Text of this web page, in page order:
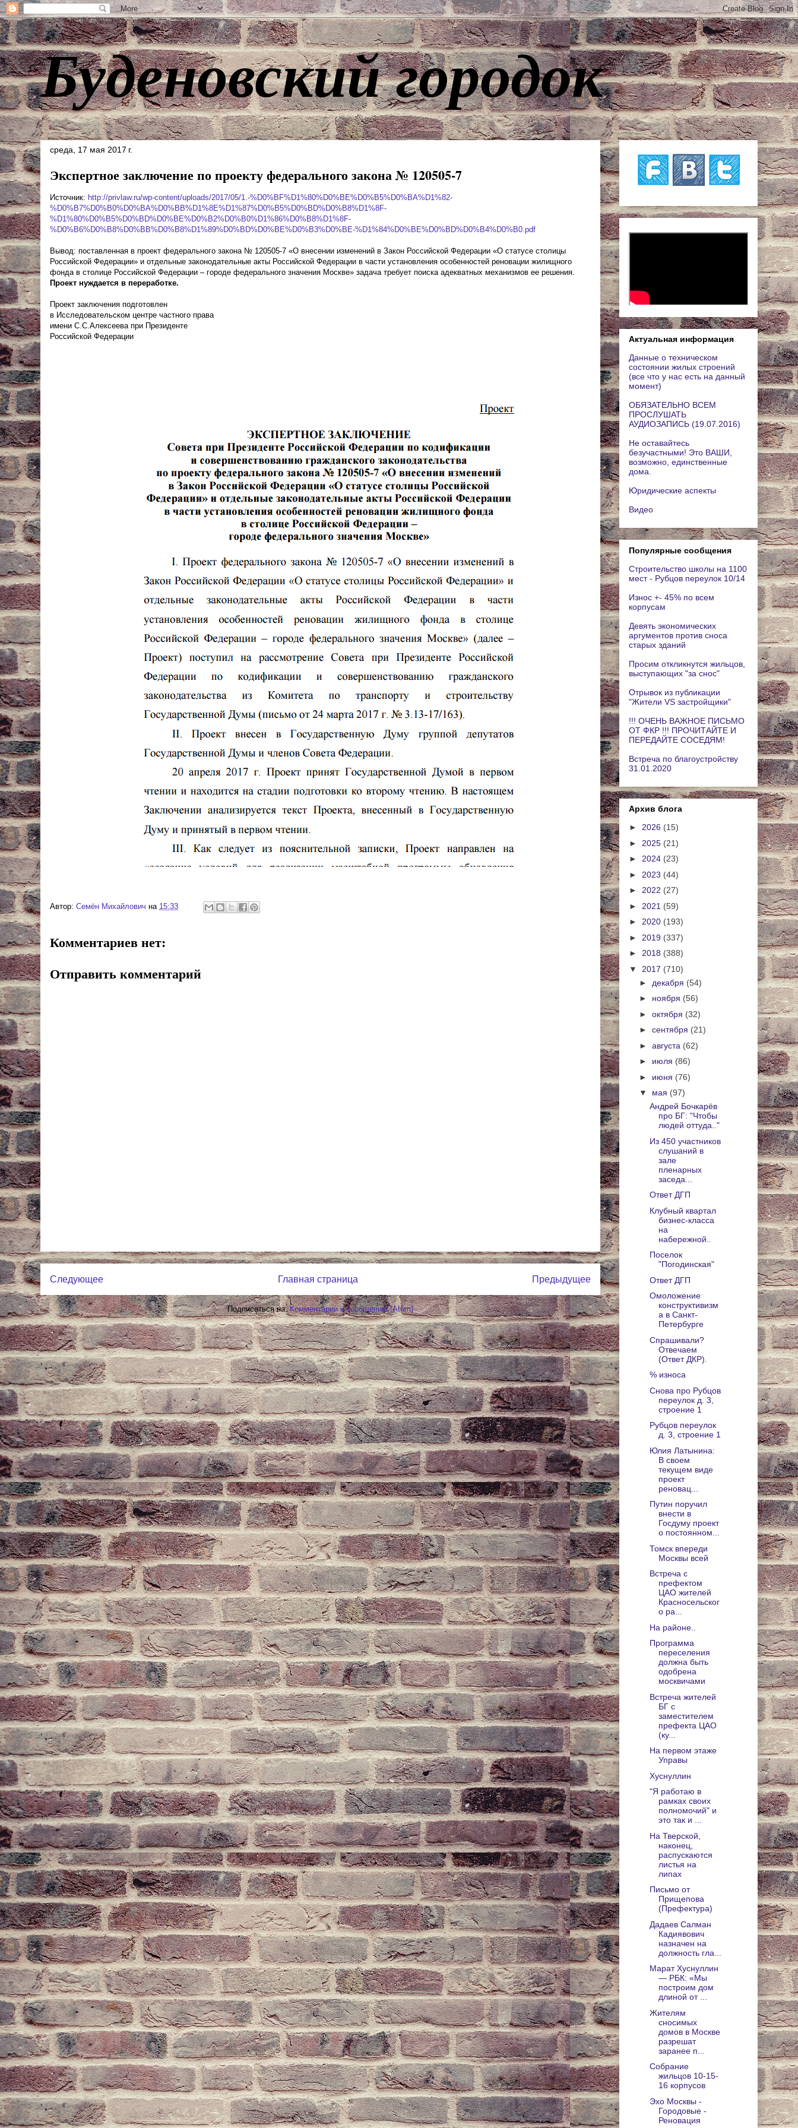
Буденовский городок
среда, 17 мая 2017 г.
Экспертное заключение по проекту федерального закона № 120505-7
Источник: http://privlaw.ru/wp-content/uploads/2017/05/1.-%D0%BF%D1%80%D0%BE%D0%B5%D0%BA%D1%82-
%D0%B7%D0%B0%D0%BA%D0%BB%D1%8E%D1%87%D0%B5%D0%BD%D0%B8%D1%8F-
%D1%80%D0%B5%D0%BD%D0%BE%D0%B2%D0%B0%D1%86%D0%B8%D1%8F-
%D0%B6%D0%B8%D0%BB%D0%B8%D1%89%D0%BD%D0%BE%D0%B3%D0%BE-%D1%84%D0%BE%D0%BD%D0%B4%D0%B0.pdf
Вывод: поставленная в проект федерального закона № 120505-7 «О внесении изменений в Закон Российской Федерации «О статусе столицы
Российской Федерации» и отдельные законодательные акты Российской Федерации в части установления особенностей реновации жилищного
фонда в столице Российской Федерации – городе федерального значения Москве» задача требует поиска адекватных механизмов ее решения.
Проект нуждается в переработке.
Проект заключения подготовлен
в Исследовательском центре частного права
имени С.С.Алексеева при Президенте
Российской Федерации
Автор: Cемён Михайлович на 15:33
Комментариев нет:
Отправить комментарий
Следующее Предыдущее
Главная страница
Подписаться на:Комментарии к сообщению (Atom)
Актуальная информация
Данные о техническом
состоянии жилых строений
(все что у нас есть на данный
момент)
ОБЯЗАТЕЛЬНО ВСЕМ
ПРОСЛУШАТЬ
АУДИОЗАПИСЬ (19.07.2016)
Не оставайтесь
безучастными! Это ВАШИ,
возможно, единственные
дома.
Юридические аспекты
Видео
Популярные сообщения
Строительство школы на 1100
мест - Рубцов переулок 10/14
Износ +- 45% по всем
корпусам
Девять экономических
аргументов против сноса
старых зданий
Просим откликнутся жильцов,
выступающих "за снос"
Отрывок из публикации
"Жители VS застройщики"
!!! ОЧЕНЬ ВАЖНОЕ ПИСЬМО
ОТ ФКР !!! ПРОЧИТАЙТЕ И
ПЕРЕДАЙТЕ СОСЕДЯМ!
Встреча по благоустройству
31.01.2020
Архив блога
► 2026 (15)
► 2025 (21)
► 2024 (23)
► 2023 (44)
► 2022 (27)
► 2021 (59)
► 2020 (193)
► 2019 (337)
► 2018 (388)
▼ 2017 (710)
► декабря (54)
► ноября (56)
► октября (32)
► сентября (21)
► августа (62)
► июля (86)
► июня (76)
▼ мая (97)
Андрей Бочкарёв
про БГ: "Чтобы
людей оттуда.."
Из 450 участников
слушаний в
зале
пленарных
заседа...
Ответ ДГП
Клубный квартал
бизнес-класса
на
набережной..
Поселок
"Погодинская"
Ответ ДГП
Омоложение
конструктивизм
а в Санкт-
Петербурге
Спрашивали?
Отвечаем
(Ответ ДКР).
% износа
Снова про Рубцов
переулок д. 3,
строение 1
Рубцов переулок
д. 3, строение 1
Юлия Латынина:
В своем
текущем виде
проект
реновац...
Путин поручил
внести в
Госдуму проект
о постоянном...
Томск впереди
Москвы всей
Встреча с
префектом
ЦАО жителей
Красносельског
о ра...
На районе..
Программа
переселения
должна быть
одобрена
москвичами
Встреча жителей
БГ с
заместителем
префекта ЦАО
(ку...
На первом этаже
Управы
Хуснуллин
"Я работаю в
рамках своих
полномочий" и
это так и ...
На Тверской,
наконец,
распускаются
листья на
липах
Письмо от
Прищепова
(Префектура)
Дадаев Салман
Кадиявович
назначен на
должность гла...
Марат Хуснуллин
— РБК: «Мы
построим дом
длиной от ...
Жителям
сносимых
домов в Москве
разрешат
заранее п...
Собрание
жильцов 10-15-
16 корпусов
Эхо Москвы -
Городовые -
Реновация